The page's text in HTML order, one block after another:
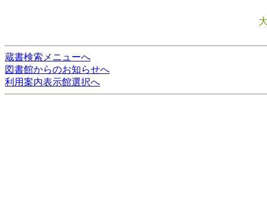
蔵書検索メニューへ
図書館からのお知らせへ
利用案内表示館選択へ